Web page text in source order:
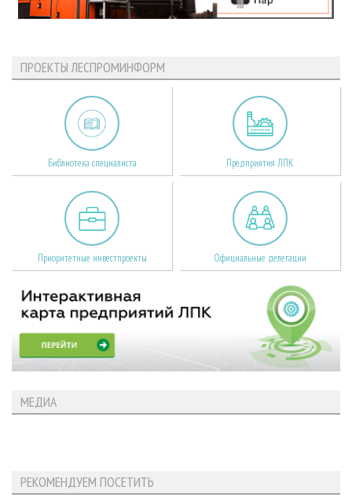
ПРОЕКТЫ ЛЕСПРОМИНФОРМ
Библиотека специалиста Предприятия ЛПК
Приоритетные инвестпроекты Официальные делегации
МЕДИА
РЕКОМЕНДУЕМ ПОСЕТИТЬ